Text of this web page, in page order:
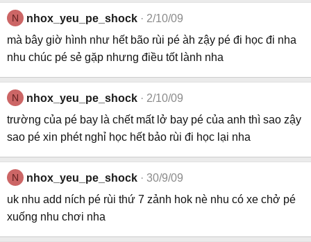
N nhox_yeu_pe_shock
2/10/09
mà bây giờ hình như hết bão rùi pé àh zậy pé đi học đi nha
nhu chúc pé sẻ gặp nhưng điều tốt lành nha
N nhox_yeu_pe_shock
2/10/09
trường của pé bay là chết mất lở bay pé của anh thì sao zậy
sao pé xin phét nghỉ học hết bảo rùi đi học lại nha
N nhox_yeu_pe_shock
30/9/09
uk nhu add ních pé rùi thứ 7 zảnh hok nè nhu có xe chở pé
xuống nhu chơi nha